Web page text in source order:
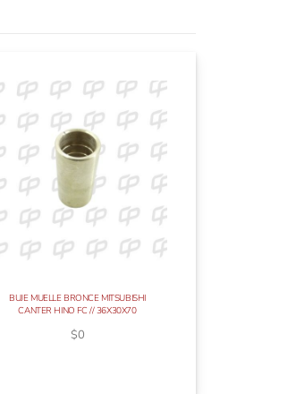
BUJE MUELLE BRONCE MITSUBISHI
CANTER HINO FC // 36X30X70
$0